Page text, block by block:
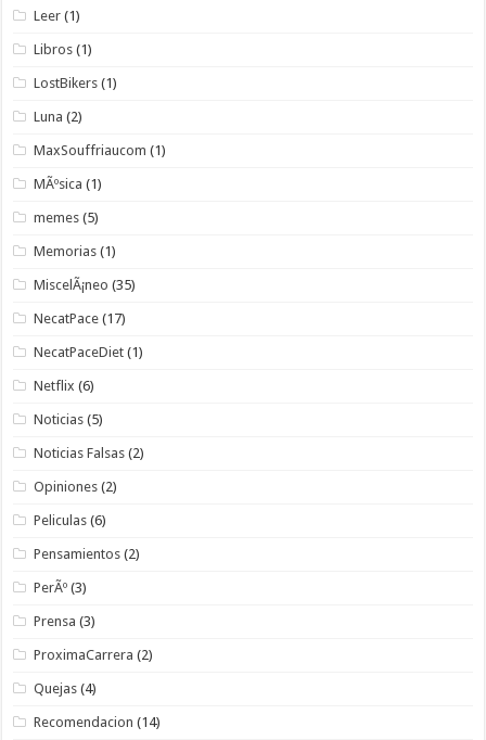
Leer (1)
Libros (1)
LostBikers (1)
Luna (2)
MaxSouffriaucom (1)
MÃºsica (1)
memes (5)
Memorias (1)
MiscelÃ¡neo (35)
NecatPace (17)
NecatPaceDiet (1)
Netflix (6)
Noticias (5)
Noticias Falsas (2)
Opiniones (2)
Peliculas (6)
Pensamientos (2)
PerÃº (3)
Prensa (3)
ProximaCarrera (2)
Quejas (4)
Recomendacion (14)